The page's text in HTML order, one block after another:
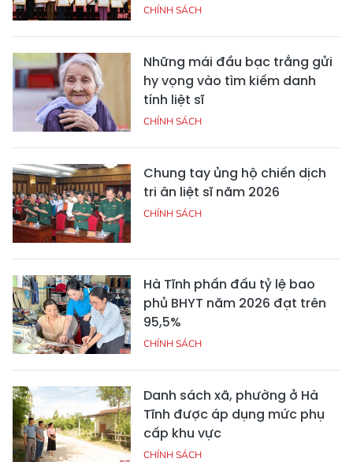
CHÍNH SÁCH
Những mái đầu bạc trắng gửi
hy vọng vào tìm kiếm danh
tính liệt sĩ
CHÍNH SÁCH
Chung tay ủng hộ chiến dịch
tri ân liệt sĩ năm 2026
CHÍNH SÁCH
Hà Tĩnh phấn đấu tỷ lệ bao
phủ BHYT năm 2026 đạt trên
95,5%
CHÍNH SÁCH
Danh sách xã, phường ở Hà
Tĩnh được áp dụng mức phụ
cấp khu vực
CHÍNH SÁCH